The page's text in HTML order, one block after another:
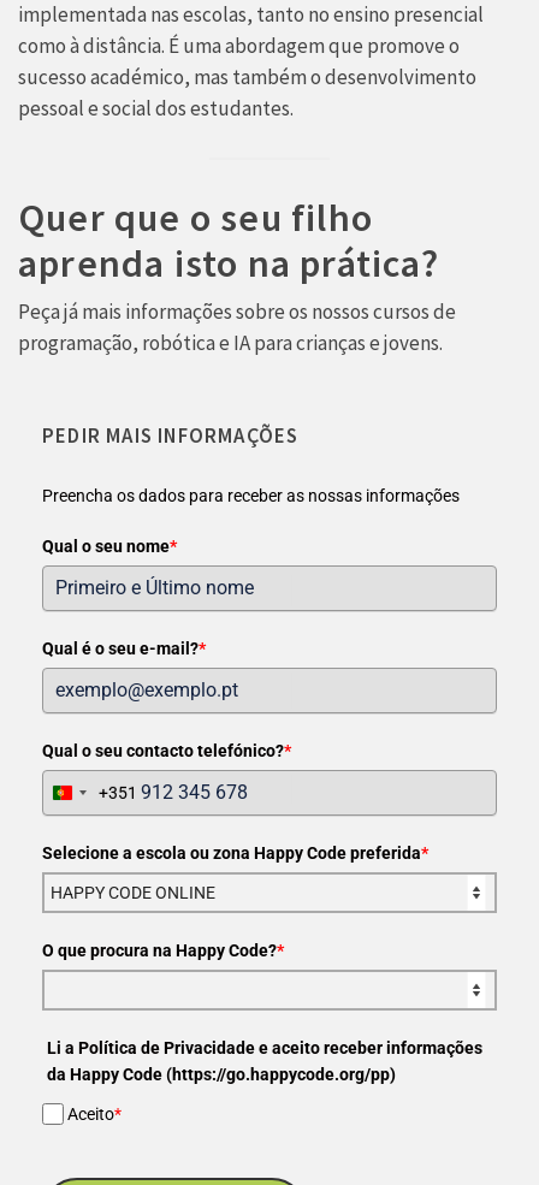
implementada nas escolas, tanto no ensino presencial
como à distância. É uma abordagem que promove o
sucesso académico, mas também o desenvolvimento
pessoal e social dos estudantes.
Quer que o seu filho
aprenda isto na prática?
Peça já mais informações sobre os nossos cursos de
programação, robótica e IA para crianças e jovens.
PEDIR MAIS INFORMAÇÕES
Preencha os dados para receber as nossas informações
Qual o seu nome*
Qual é o seu e-mail?*
Qual o seu contacto telefónico?*
Portugal
+351
Selecione a escola ou zona Happy Code preferida*
O que procura na Happy Code?*
Li a Política de Privacidade e aceito receber informações
da Happy Code (https://go.happycode.org/pp)
Aceito*